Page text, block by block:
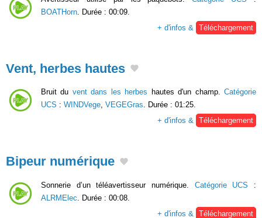
BOATHorn . Durée : 00:09.
+ d'infos &
Téléchargement
Vent, herbes hautes
Bruit du vent dans les herbes hautes d'un champ.Catégorie
UCS : WINDVege, VEGEGras. Durée : 01:25.
+ d'infos & Téléchargement
Bipeur numérique
Sonnerie d’un téléavertisseur numérique. Catégorie UCS :
ALRMElec . Durée : 00:08.
+ d'infos &
Téléchargement